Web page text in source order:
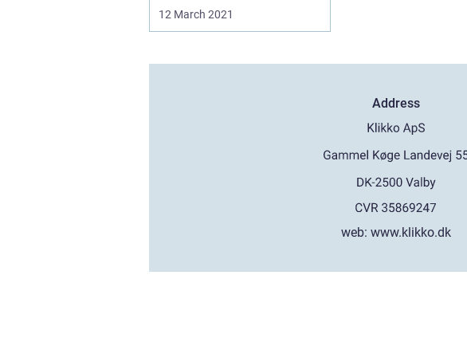
12 March 2021
Address
web:www.klikko.dk